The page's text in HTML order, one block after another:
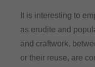
It is interesting to
as erudite and
and craftwork,
or their reuse, are